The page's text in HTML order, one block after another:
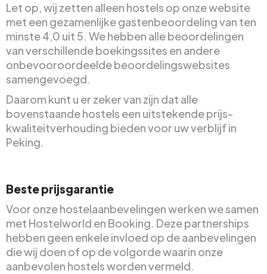
Let op, wij zetten alleen hostels op onze website
met een gezamenlijke gastenbeoordeling van ten
minste 4,0 uit 5. We hebben alle beoordelingen
van verschillende boekingssites en andere
onbevooroordeelde beoordelingswebsites
samengevoegd.
Daarom kunt u er zeker van zijn dat alle
bovenstaande hostels een uitstekende prijs-
kwaliteitverhouding bieden voor uw verblijf in
Peking.
Beste prijsgarantie
Voor onze hostelaanbevelingen werken we samen
met Hostelworld en Booking. Deze partnerships
hebben geen enkele invloed op de aanbevelingen
die wij doen of op de volgorde waarin onze
aanbevolen hostels worden vermeld.